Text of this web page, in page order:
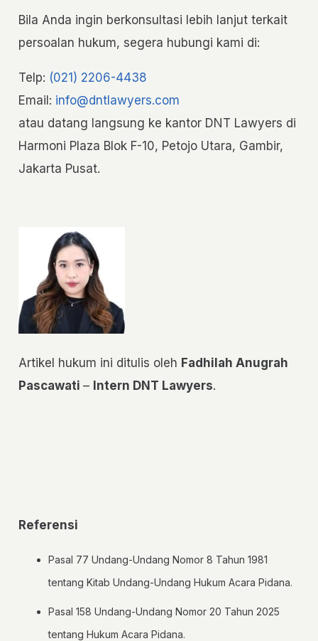
Bila Anda ingin berkonsultasi lebih lanjut terkait
persoalan hukum, segera hubungi kami di:
Telp: (021) 2206-4438
Email: info@dntlawyers.com
atau datang langsung ke kantor DNT Lawyers di
Harmoni Plaza Blok F-10, Petojo Utara, Gambir,
Jakarta Pusat.
Artikel hukum ini ditulis oleh Fadhilah Anugrah
Pascawati – Intern DNT Lawyers.
Referensi
Pasal 77 Undang-Undang Nomor 8 Tahun 1981
tentang Kitab Undang-Undang Hukum Acara Pidana.
Pasal 158 Undang-Undang Nomor 20 Tahun 2025
tentang Hukum Acara Pidana.